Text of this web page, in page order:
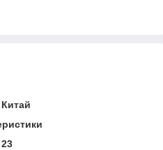
Китай
23